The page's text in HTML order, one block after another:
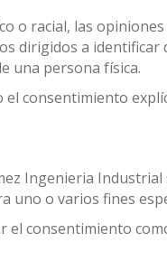
o racial, las
dirigidos a identificar
una persona física.
el consentimiento
Ingenieria
uno o varios fines
consentimiento